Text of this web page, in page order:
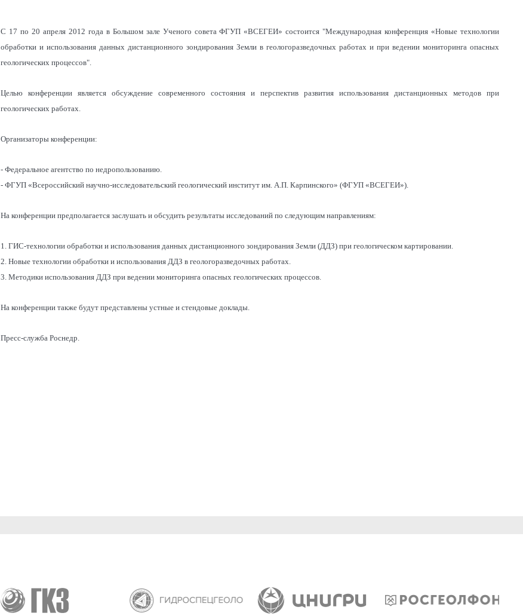
С 17 по 20 апреля 2012 года в Большом зале Ученого совета ФГУП «ВСЕГЕИ» состоится "Международная конференция «Новые технологии
обработки и использования данных дистанционного зондирования Земли в геологоразведочных работах и при ведении мониторинга опасных
геологических процессов".
Целью конференции является обсуждение современного состояния и перспектив развития использования дистанционных методов при
геологических работах.
Организаторы конференции:
- Федеральное агентство по недропользованию.
- ФГУП «Всероссийский научно-исследовательский геологический институт им. А.П. Карпинского» (ФГУП «ВСЕГЕИ»).
На конференции предполагается заслушать и обсудить результаты исследований по следующим направлениям:
1. ГИС-технологии обработки и использования данных дистанционного зондирования Земли (ДДЗ) при геологическом картировании.
2. Новые технологии обработки и использования ДДЗ в геологоразведочных работах.
3. Методики использования ДДЗ при ведении мониторинга опасных геологических процессов.
На конференции также будут представлены устные и стендовые доклады.
Пресс-служба Роснедр.